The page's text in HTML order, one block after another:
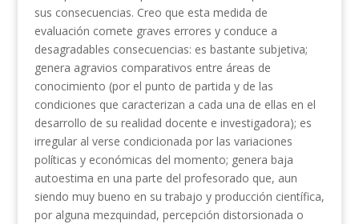
sus consecuencias. Creo que esta medida de
evaluación comete graves errores y conduce a
desagradables consecuencias: es bastante subjetiva;
genera agravios comparativos entre áreas de
conocimiento (por el punto de partida y de las
condiciones que caracterizan a cada una de ellas en el
desarrollo de su realidad docente e investigadora); es
irregular al verse condicionada por las variaciones
políticas y económicas del momento; genera baja
autoestima en una parte del profesorado que, aun
siendo muy bueno en su trabajo y producción científica,
por alguna mezquindad, percepción distorsionada o